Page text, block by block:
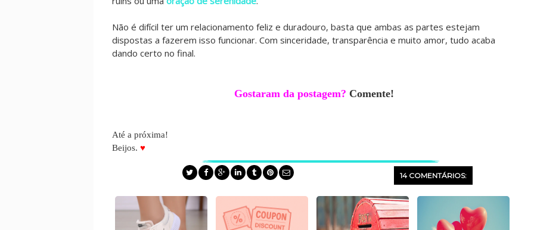
Não é difícil ter um relacionamento feliz e duradouro, basta que ambas as partes estejam
dispostas a fazerem isso funcionar. Com sinceridade, transparência e muito amor, tudo acaba
dando certo no final.
Gostaram da postagem? Comente!
Até a próxima!
Beijos. ♥
14 COMENTÁRIOS: